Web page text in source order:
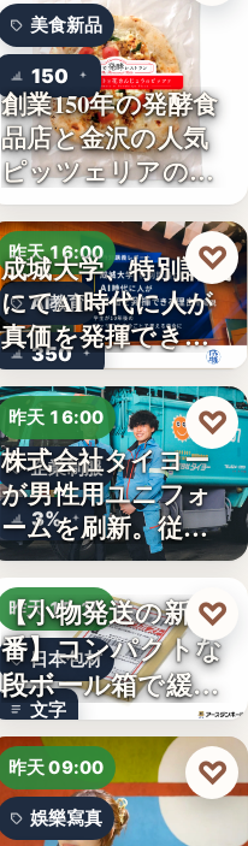
美食新品
150
創業150年の発酵食
品店と金沢の人気
ピッツェリアのコ
ラボ…
昨天 16:00
AI教育
350
成城大学、特別講義
にてAI時代に人が
真価を発揮できる
理由…
♡
昨天 16:00
企業制服
3%
株式会社タイヨー
が男性用ユニフォ
ームを刷新。従来
の男女兼…
♡
昨天 15:10
日本包材
文字
【小物発送の新定
番】コンパクトな
段ボール箱で緩衝
材の節約…
♡
昨天 09:00
娛樂寫真
♡